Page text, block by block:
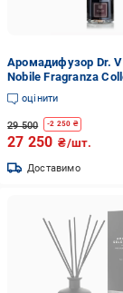
Аромадифузор Dr.
Nobile Fragranza
мл (FRV0016F-A)
оцінити
29 500 -2 250 ₴
27 250 ₴/шт.
Доставимо